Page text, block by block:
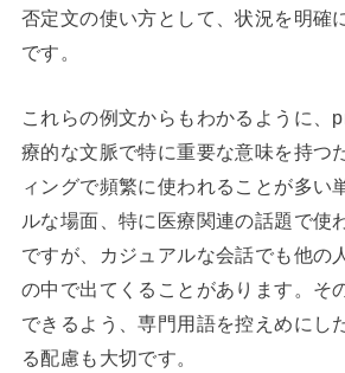
否定文の使い方として、状況を明確
です。
これらの例文からもわかるように、
療的な文脈で特に重要な意味を持つ
ィングで頻繁に使われることが多い
ルな場面、特に医療関連の話題で使
ですが、カジュアルな会話でも他の
の中で出てくることがあります。そ
できるよう、専門用語を控えめにし
る配慮も大切です。